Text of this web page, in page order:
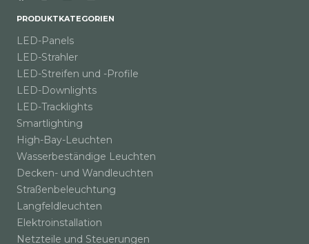
PRODUKTKATEGORIEN
LED-Panels
LED-Strahler
LED-Streifen und -Profile
LED-Downlights
LED-Tracklights
Smartlighting
High-Bay-Leuchten
Wasserbeständige Leuchten
Decken- und Wandleuchten
Straßenbeleuchtung
Langfeldleuchten
Elektroinstallation
Netzteile und Steuerungen